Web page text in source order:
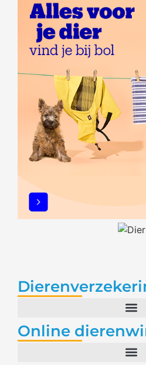
Online